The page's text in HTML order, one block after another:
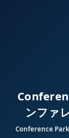
ンファ
Conference